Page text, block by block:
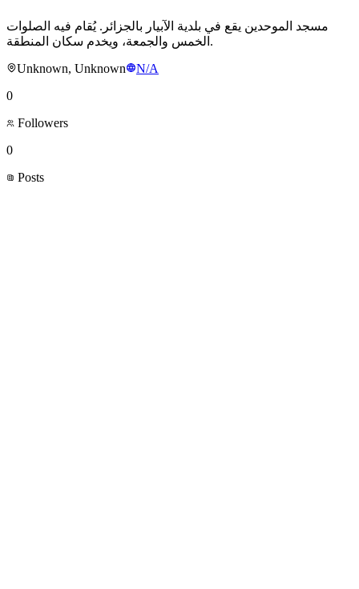
مسجد الموحدين يقع في بلدية الآبيار بالجزائر. يُقام فيه الصلوات
الخمس والجمعة، ويخدم سكان المنطقة.
Unknown, Unknown
N/A
0
Followers
0
Posts